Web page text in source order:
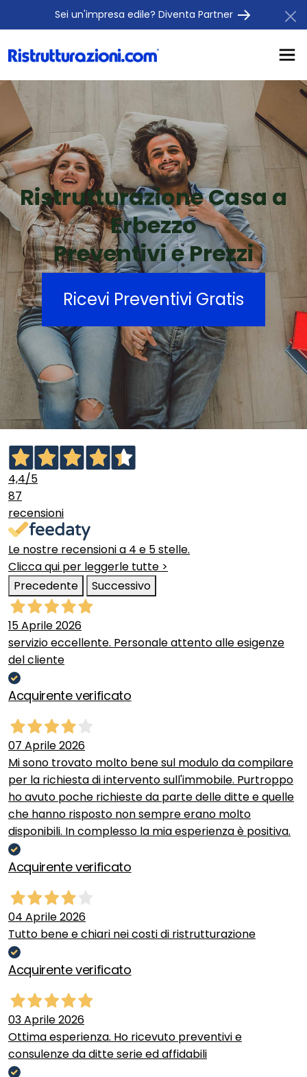
Sei un'impresa edile? Diventa Partner
Ristrutturazione Casa a
Erbezzo
Preventivi e Prezzi
Ricevi Preventivi Gratis
4,4/5
87
recensioni
Le nostre recensioni a 4 e 5 stelle.
Clicca qui per leggerle tutte >
Precedente
Successivo
15 Aprile 2026
servizio eccellente. Personale attento alle esigenze
del cliente
Acquirente verificato
07 Aprile 2026
Mi sono trovato molto bene sul modulo da compilare
per la richiesta di intervento sull'immobile. Purtroppo
ho avuto poche richieste da parte delle ditte e quelle
che hanno risposto non sempre erano molto
disponibili. In complesso la mia esperienza è positiva.
Acquirente verificato
04 Aprile 2026
Tutto bene e chiari nei costi di ristrutturazione
Acquirente verificato
03 Aprile 2026
Ottima esperienza. Ho ricevuto preventivi e
consulenze da ditte serie ed affidabili